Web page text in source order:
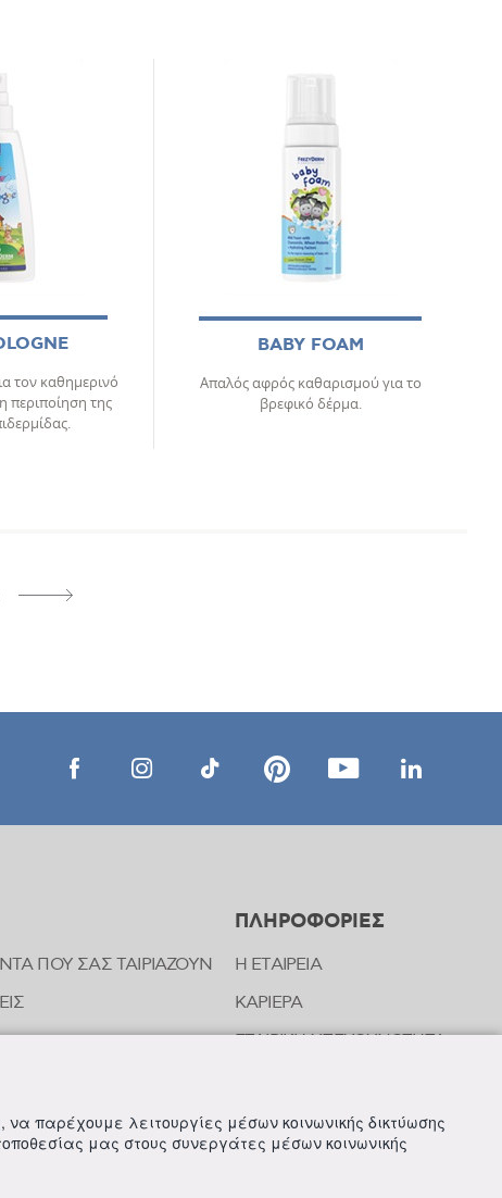
τον καθημερινό
περιποίηση της
BABY FOAM
Απαλός αφρός καθαρισμού για το
βρεφικό δέρμα.
ΠΟΥ ΣΑΣ ΤΑΙΡΙΑΖΟΥΝ
ΠΛΗΡΟΦΟΡΙΕΣ
Η ΕΤΑΙΡΕΙΑ
ΚΑΡΙΕΡΑ
ΕΤΑΙΡΙΚΗ ΥΠΕΥΘΥΝΟΤΗΤΑ
παρέχουμε λειτουργίες μέσων κοινωνικής δικτύωσης
μας στους συνεργάτες μέσων κοινωνικής